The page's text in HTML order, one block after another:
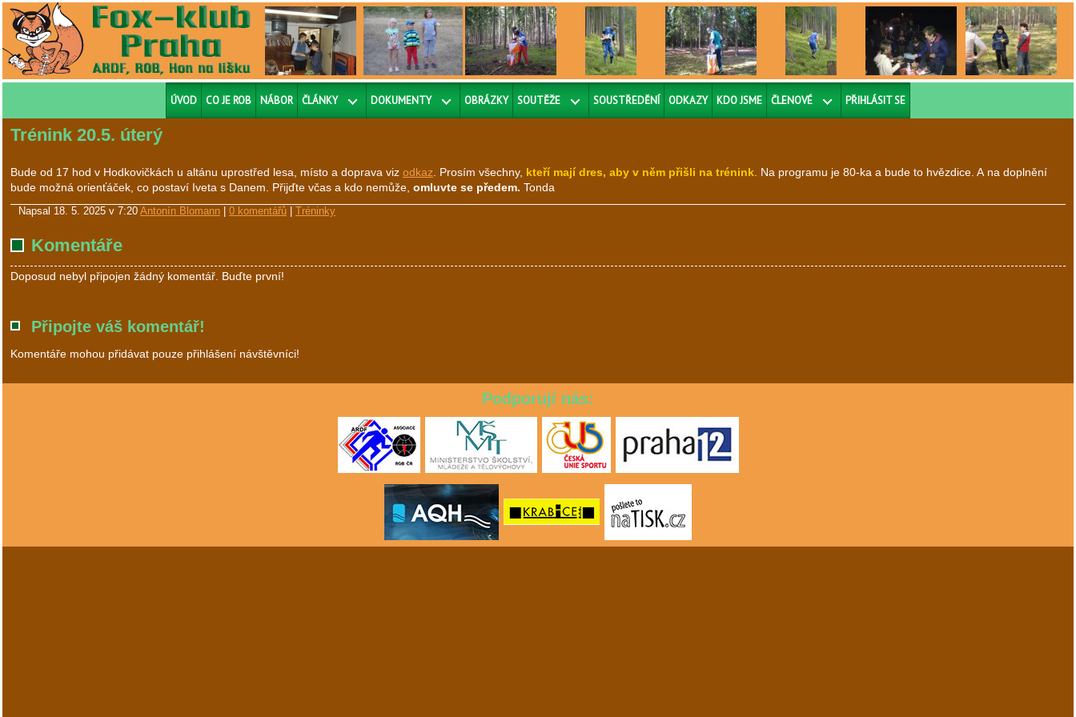
ÚVOD CO JE ROB NÁBOR ČLÁNKY DOKUMENTY OBRÁZKY SOUTĚŽE SOUSTŘEDĚNÍ ODKAZY KDO JSME ČLENOVÉ PŘIHLÁSIT SE
Trénink 20.5. úterý
Bude od 17 hod v Hodkovičkách u altánu uprostřed lesa, místo a doprava viz odkaz. Prosím všechny, kteří mají dres, aby v něm přišli na trénink. Na programu je 80-ka a bude to hvězdice. A na doplnění
bude možná orienťáček, co postaví Iveta s Danem. Přijďte včas a kdo nemůže, omluvte se předem. Tonda
Napsal 18. 5. 2025 v 7:20 Antonín Blomann 0 komentářů Tréninky
Komentáře
Doposud nebyl připojen žádný komentář. Buďte první!
Připojte váš komentář!
Komentáře mohou přidávat pouze přihlášení návštěvníci!
Podporují nás: